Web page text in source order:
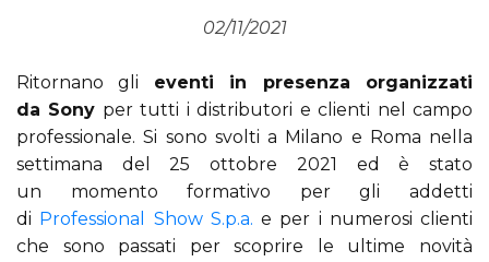
02/11/2021
Ritornano gli eventi in presenza organizzati
da Sony per tutti i distributori e clienti nel campo
professionale. Si sono svolti a Milano e Roma nella
settimana del 25 ottobre 2021 ed è stato
un momento formativo per gli addetti
di Professional Show S.p.a. e per i numerosi clienti
che sono passati per scoprire le ultime novità